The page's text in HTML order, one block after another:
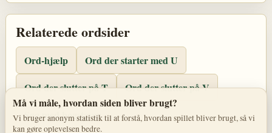
Må vi måle, hvordan siden bliver brugt?
Vi bruger anonym statistik til at forstå, hvordan spillet bliver brugt, så vi
kan gøre oplevelsen bedre.
Relaterede ordsider
Ord-hjælp
Ord der starter med U
Ord der slutter på T
Ord der slutter på V
Søg med bogstaver